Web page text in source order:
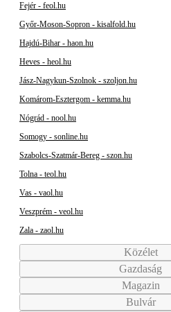
Fejér - feol.hu
Győr-Moson-Sopron - kisalfold.hu
Hajdú-Bihar - haon.hu
Heves - heol.hu
Jász-Nagykun-Szolnok - szoljon.hu
Komárom-Esztergom - kemma.hu
Nógrád - nool.hu
Somogy - sonline.hu
Szabolcs-Szatmár-Bereg - szon.hu
Tolna - teol.hu
Vas - vaol.hu
Veszprém - veol.hu
Zala - zaol.hu
Közélet
Gazdaság
Magazin
Bulvár